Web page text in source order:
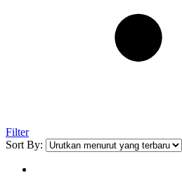
Filter
Sort By: